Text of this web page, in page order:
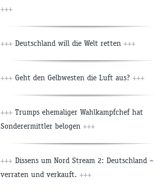
+++
+++ Deutschland will die Welt retten +++
+++ Geht den Gelbwesten die Luft aus? +++
+++ Trumps ehemaliger Wahlkampfchef hat
Sonderermittler belogen +++
+++ Dissens um Nord Stream 2: Deutschland –
verraten und verkauft. +++